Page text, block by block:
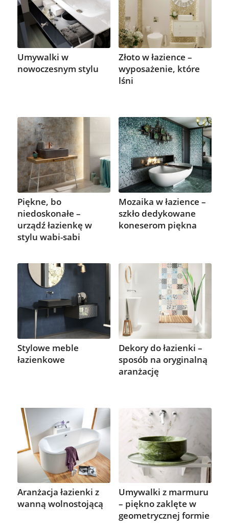
Umywalki w
nowoczesnym stylu
Złoto w łazience –
wyposażenie, które
lśni
Piękne, bo
niedoskonałe –
urządź łazienkę w
stylu wabi-sabi
Mozaika w łazience –
szkło dedykowane
koneserom piękna
Stylowe meble
łazienkowe
Dekory do łazienki –
sposób na oryginalną
aranżację
Aranżacja łazienki z
wanną wolnostojącą
Umywalki z marmuru
– piękno zaklęte w
geometrycznej formie